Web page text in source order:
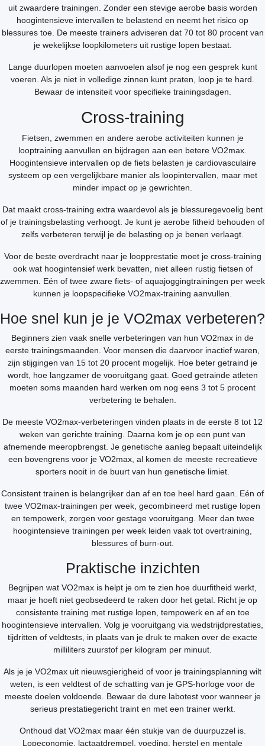
uit zwaardere trainingen. Zonder een stevige aerobe basis worden
hoogintensieve intervallen te belastend en neemt het risico op
blessures toe. De meeste trainers adviseren dat 70 tot 80 procent van
je wekelijkse loopkilometers uit rustige lopen bestaat.
Lange duurlopen moeten aanvoelen alsof je nog een gesprek kunt
voeren. Als je niet in volledige zinnen kunt praten, loop je te hard.
Bewaar de intensiteit voor specifieke trainingsdagen.
Cross-training
Fietsen, zwemmen en andere aerobe activiteiten kunnen je
looptraining aanvullen en bijdragen aan een betere VO2max.
Hoogintensieve intervallen op de fiets belasten je cardiovasculaire
systeem op een vergelijkbare manier als loopintervallen, maar met
minder impact op je gewrichten.
Dat maakt cross-training extra waardevol als je blessuregevoelig bent
of je trainingsbelasting verhoogt. Je kunt je aerobe fitheid behouden of
zelfs verbeteren terwijl je de belasting op je benen verlaagt.
Voor de beste overdracht naar je loopprestatie moet je cross-training
ook wat hoogintensief werk bevatten, niet alleen rustig fietsen of
zwemmen. Eén of twee zware fiets- of aquajoggingtrainingen per week
kunnen je loopspecifieke VO2max-training aanvullen.
Hoe snel kun je je VO2max verbeteren?
Beginners zien vaak snelle verbeteringen van hun VO2max in de
eerste trainingsmaanden. Voor mensen die daarvoor inactief waren,
zijn stijgingen van 15 tot 20 procent mogelijk. Hoe beter getraind je
wordt, hoe langzamer de vooruitgang gaat. Goed getrainde atleten
moeten soms maanden hard werken om nog eens 3 tot 5 procent
verbetering te behalen.
De meeste VO2max-verbeteringen vinden plaats in de eerste 8 tot 12
weken van gerichte training. Daarna kom je op een punt van
afnemende meeropbrengst. Je genetische aanleg bepaalt uiteindelijk
een bovengrens voor je VO2max, al komen de meeste recreatieve
sporters nooit in de buurt van hun genetische limiet.
Consistent trainen is belangrijker dan af en toe heel hard gaan. Eén of
twee VO2max-trainingen per week, gecombineerd met rustige lopen
en tempowerk, zorgen voor gestage vooruitgang. Meer dan twee
hoogintensieve trainingen per week leiden vaak tot overtraining,
blessures of burn-out.
Praktische inzichten
Begrijpen wat VO2max is helpt je om te zien hoe duurfitheid werkt,
maar je hoeft niet geobsedeerd te raken door het getal. Richt je op
consistente training met rustige lopen, tempowerk en af en toe
hoogintensieve intervallen. Volg je vooruitgang via wedstrijdprestaties,
tijdritten of veldtests, in plaats van je druk te maken over de exacte
milliliters zuurstof per kilogram per minuut.
Als je je VO2max uit nieuwsgierigheid of voor je trainingsplanning wilt
weten, is een veldtest of de schatting van je GPS-horloge voor de
meeste doelen voldoende. Bewaar de dure labotest voor wanneer je
serieus prestatiegericht traint en met een trainer werkt.
Onthoud dat VO2max maar één stukje van de duurpuzzel is.
Lopeconomie, lactaatdrempel, voeding, herstel en mentale